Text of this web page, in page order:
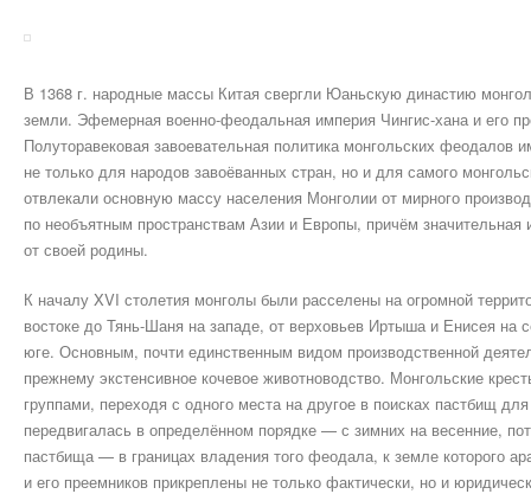
В 1368 г. народные массы Китая свергли Юаньскую династию
земли. Эфемерная военно-феодальная империя Чингис-хана и его
Полуторавековая завоевательная политика монгольских феодалов
не только для народов завоёванных стран, но и для самого
отвлекали основную массу населения Монголии от мирного
по необъятным пространствам Азии и Европы, причём значительная
от своей родины.
К началу XVI столетия монголы были расселены на огромной
востоке до Тянь-Шаня на западе, от верховьев Иртыша и Енисея на
юге. Основным, почти единственным видом производственной
прежнему экстенсивное кочевое животноводство. Монгольские
группами, переходя с одного места на другое в поисках пастбищ
передвигалась в определённом порядке — с зимних на весенние,
пастбища — в границах владения того феодала, к земле которого
и его преемников прикреплены не только фактически, но и